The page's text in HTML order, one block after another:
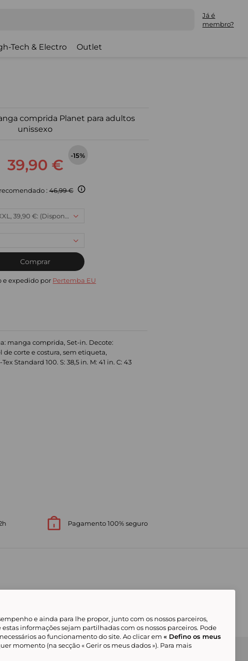
Já é
membro?
Tech & Electro Outlet
comprida Planet para adultos
unissexo
39,90 €
-15%
:46,99 €
XXXL, 39,90 €: (Disponível)
Comprar
e expedido por Pertemba EU
manga comprida, Set-in. Decote:
de corte e costura, sem etiqueta,
Standard 100. S: 38,5 in. M: 41 in. C: 43
Pagamento 100% seguro
Gerir os meus cookies
Condições Gerais
e ainda para lhe propor, junto com os nossos parceiros,
informações sejam partilhadas com os nossos parceiros. Pode
ao funcionamento do site. Ao clicar em « Defino os meus
momento (na secção « Gerir os meus dados »). Para mais